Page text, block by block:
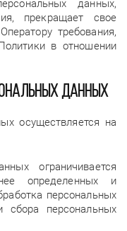
данных,
прекращает свое
требования,
в отношении
данных
осуществляется на
ограничивается
определенных и
персональных
персональных